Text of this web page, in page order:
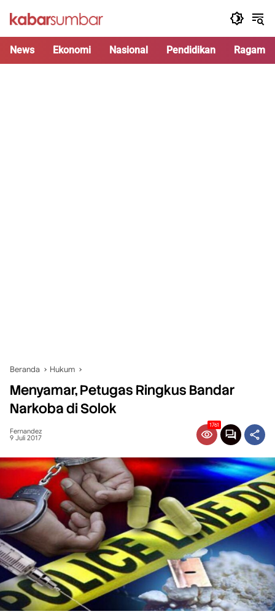
News Ekonomi Nasional Pendidikan Ragam
Beranda Hukum
Menyamar, Petugas Ringkus Bandar
Narkoba di Solok
Fernandez
9 Juli 2017
1761